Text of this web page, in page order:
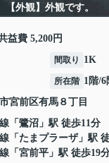
【外観】外観です。
益費 5,200円
間取り 1K
所在階 1階/6
宮前区有馬 ８丁目
「 鷺沼 」駅 徒歩11分
「 たまプラーザ」駅
「 宮前平 」駅 徒歩19